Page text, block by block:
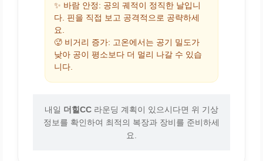
✨ 바람 안정: 공의 궤적이 정직한 날입니
다. 핀을 직접 보고 공격적으로 공략하세
요.
🥵 비거리 증가: 고온에서는 공기 밀도가
낮아 공이 평소보다 더 멀리 나갈 수 있습
니다.
내일 더힐CC 라운딩 계획이 있으시다면 위 기상
정보를 확인하여 최적의 복장과 장비를 준비하세
요.